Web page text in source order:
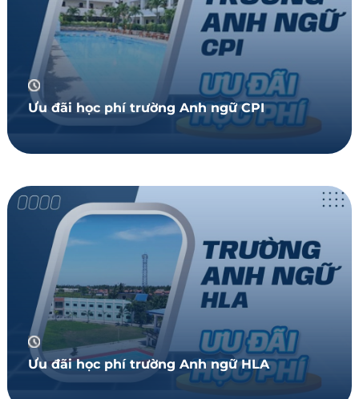
Ưu đãi học phí trường Anh ngữ CPI
Ưu đãi học phí trường Anh ngữ HLA